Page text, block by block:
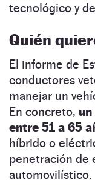
tecnológico y
Quién
El informe de
conductores
manejar un
En concreto,
entre 51 a 65
híbrido o
penetración de
automovilístico.